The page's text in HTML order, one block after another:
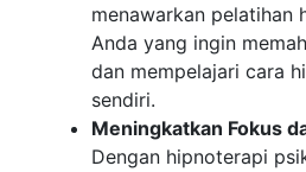
menawarkan pelatihan
Anda yang ingin
dan mempelajari cara
sendiri.
Meningkatkan Fokus
Dengan hipnoterapi